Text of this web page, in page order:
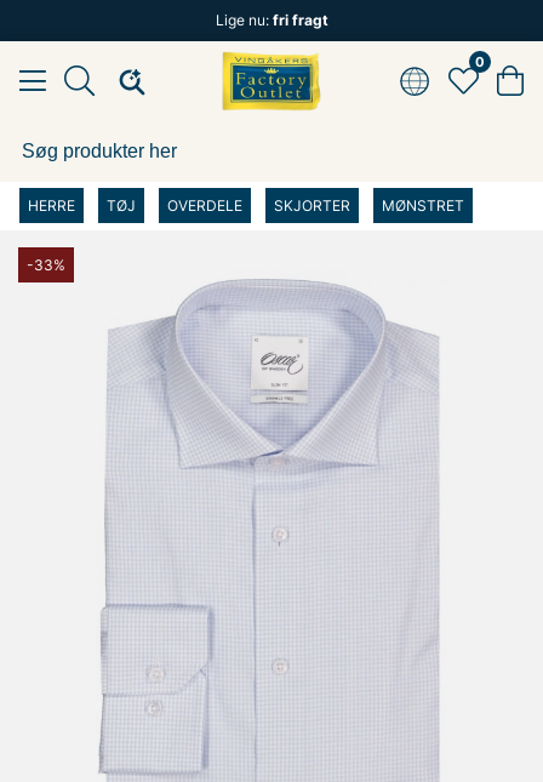
Lige nu: fri fragt
0
HERRE TØJ OVERDELE SKJORTER MØNSTRET
-33%